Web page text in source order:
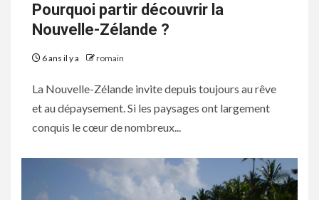
Pourquoi partir découvrir la
Nouvelle-Zélande ?
6 ans il y a romain
La Nouvelle-Zélande invite depuis toujours au rêve
et au dépaysement. Si les paysages ont largement
conquis le cœur de nombreux...